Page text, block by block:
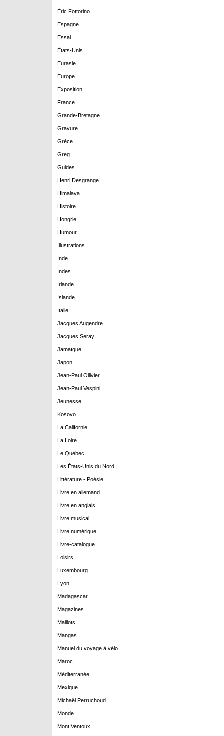
Éric Fottorino
Espagne
Essai
États-Unis
Eurasie
Europe
Exposition
France
Grande-Bretagne
Gravure
Grèce
Greg
Guides
Henri Desgrange
Himalaya
Histoire
Hongrie
Humour
Illustrations
Inde
Indes
Irlande
Islande
Italie
Jacques Augendre
Jacques Seray
Jamaïque
Japon
Jean-Paul Ollivier
Jean-Paul Vespini
Jeunesse
Kosovo
La Californie
La Loire
Le Quèbec
Les États-Unis du Nord
Littérature - Poésie.
Livre en allemand
Livre en anglais
Livre musical
Livre numérique
Livre-catalogue
Loisirs
Luxembourg
Lyon
Madagascar
Magazines
Maillots
Mangas
Manuel du voyage à vélo
Maroc
Méditerranée
Mexique
Michaël Perruchoud
Monde
Mont Ventoux